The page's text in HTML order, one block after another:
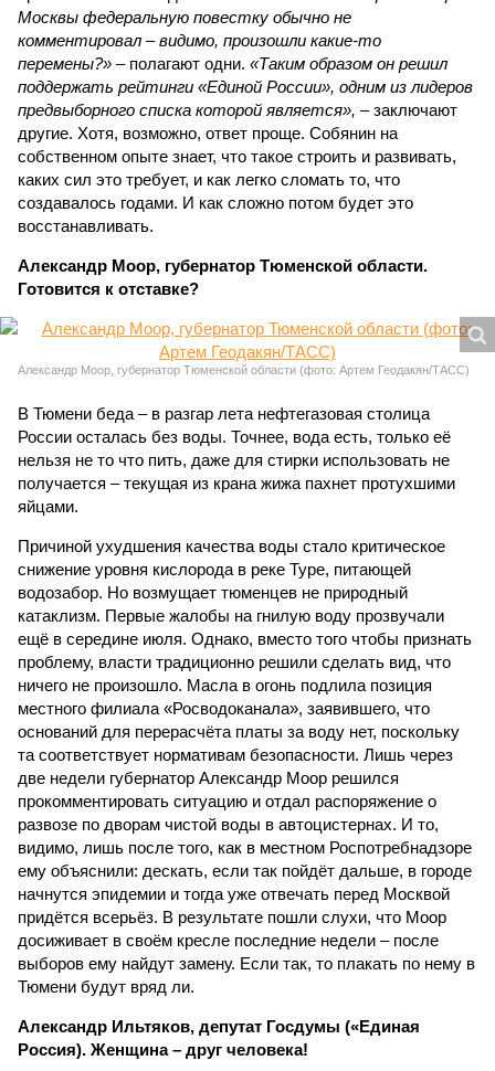
Москвы федеральную повестку обычно не
комментировал – видимо, произошли какие-то
перемены?» – полагают одни. «Таким образом он решил
поддержать рейтинги «Единой России», одним из лидеров
предвыборного списка которой является», – заключают
другие. Хотя, возможно, ответ проще. Собянин на
собственном опыте знает, что такое строить и развивать,
каких сил это требует, и как легко сломать то, что
создавалось годами. И как сложно потом будет это
восстанавливать.
Александр Моор, губернатор Тюменской области.
Готовится к отставке?
Александр Моор, губернатор Тюменской области (фото: Артем Геодакян/ТАСС)
В Тюмени беда – в разгар лета нефтегазовая столица
России осталась без воды. Точнее, вода есть, только её
нельзя не то что пить, даже для стирки использовать не
получается – текущая из крана жижа пахнет протухшими
яйцами.
Причиной ухудшения качества воды стало критическое
снижение уровня кислорода в реке Туре, питающей
водозабор. Но возмущает тюменцев не природный
катаклизм. Первые жалобы на гнилую воду прозвучали
ещё в середине июля. Однако, вместо того чтобы признать
проблему, власти традиционно решили сделать вид, что
ничего не произошло. Масла в огонь подлила позиция
местного филиала «Росводоканала», заявившего, что
оснований для перерасчёта платы за воду нет, поскольку
та соответствует нормативам безопасности. Лишь через
две недели губернатор Александр Моор решился
прокомментировать ситуацию и отдал распоряжение о
развозе по дворам чистой воды в автоцистернах. И то,
видимо, лишь после того, как в местном Роспотребнадзоре
ему объяснили: дескать, если так пойдёт дальше, в городе
начнутся эпидемии и тогда уже отвечать перед Москвой
придётся всерьёз. В результате пошли слухи, что Моор
досиживает в своём кресле последние недели – после
выборов ему найдут замену. Если так, то плакать по нему в
Тюмени будут вряд ли.
Александр Ильтяков, депутат Госдумы («Единая
Россия). Женщина – друг человека!